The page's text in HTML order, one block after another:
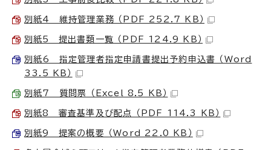
別紙4 維持管理業務 （PDF 252.7 KB）
別紙5 提出書類一覧 （PDF 124.9 KB）
別紙6 指定管理者指定申請書提出予約申込書 （Word
33.5 KB）
別紙7 質問票 （Excel 8.5 KB）
別紙8 審査基準及び配点 （PDF 114.3 KB）
別紙9 提案の概要 （Word 22.0 KB）